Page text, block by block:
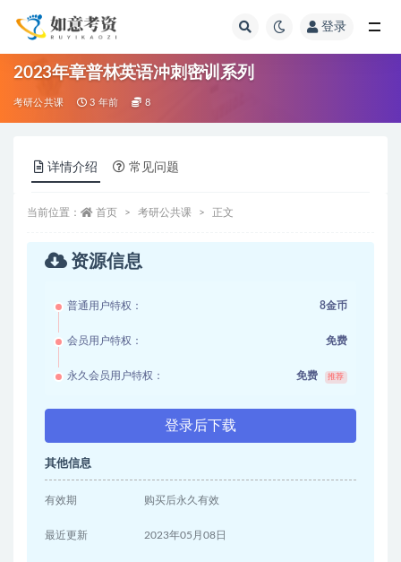
登录
2023年章普林英语冲刺密训系列
考研公共课 3 年前 8
详情介绍 常见问题
当前位置： 首页 考研公共课 正文
资源信息
普通用户特权： 8金币
会员用户特权： 免费
永久会员用户特权： 免费 推荐
登录后下载
其他信息
有效期 购买后永久有效
最近更新 2023年05月08日